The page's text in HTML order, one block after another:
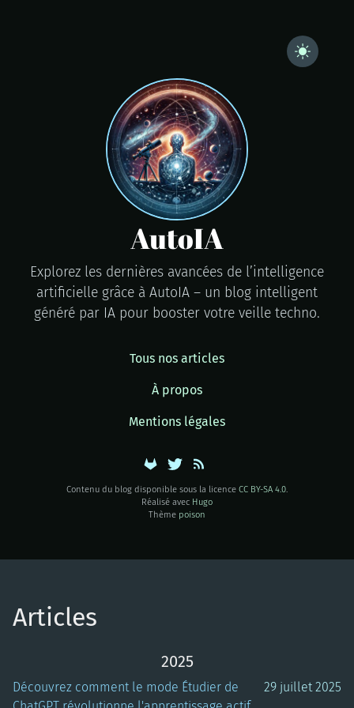
AutoIA
Explorez les dernières avancées de l’intelligence
artificielle grâce à AutoIA – un blog intelligent
généré par IA pour booster votre veille techno.
Tous nos articles
À propos
Mentions légales
Contenu du blog disponible sous la licence CC BY-SA 4.0.
Réalisé avec Hugo
Thème poison
Articles
2025
Découvrez comment le mode Étudier de
29 juillet 2025